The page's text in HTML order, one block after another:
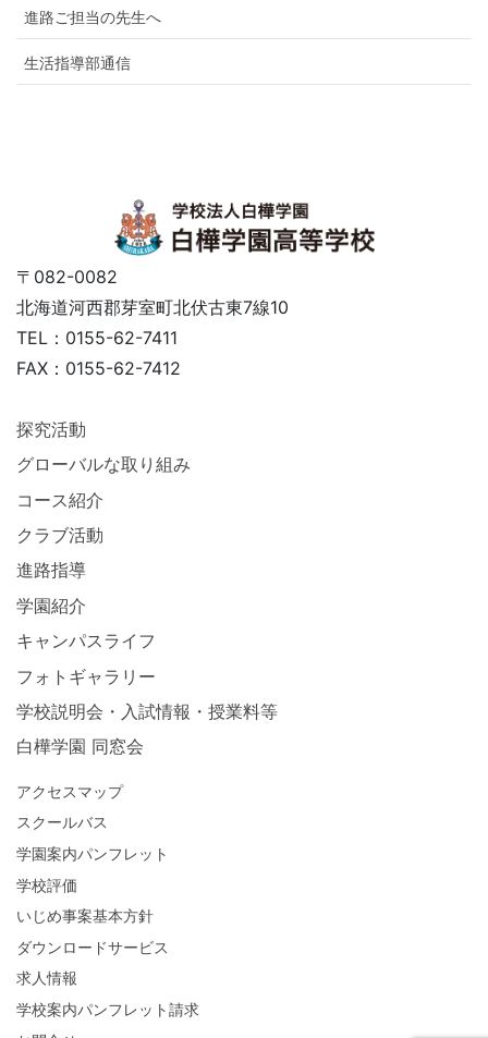
進路ご担当の先生へ
生活指導部通信
〒082-0082
北海道河西郡芽室町北伏古東7線10
TEL：0155-62-7411
FAX：0155-62-7412
探究活動
グローバルな取り組み
コース紹介
クラブ活動
進路指導
学園紹介
キャンパスライフ
フォトギャラリー
学校説明会・入試情報・授業料等
白樺学園 同窓会
アクセスマップ
スクールバス
学園案内パンフレット
学校評価
いじめ事案基本方針
ダウンロードサービス
求人情報
学校案内パンフレット請求